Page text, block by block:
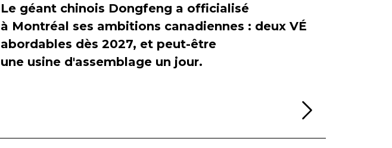
Le géant chinois Dongfeng a officialisé
à Montréal ses ambitions canadiennes : deux VÉ
abordables dès 2027, et peut-être
une usine d'assemblage un jour.